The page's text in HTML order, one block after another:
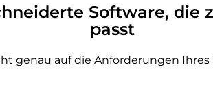
Software, die
passt
genau auf die Anforderungen